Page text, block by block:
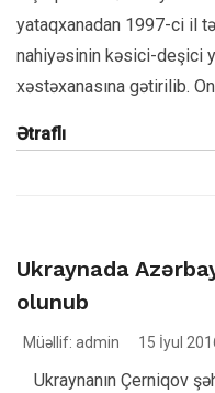
yataqxanadan 1997-ci il
nahiyəsinin kəsici-deşici
xəstəxanasına gətirilib.
Ətraflı
Ukraynada
olunub
Müəllif: admin 15 İyul
Ukraynanın Çerniqov